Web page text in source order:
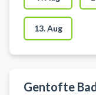
Vestamager
selv medbringe
Der er mulighed
fjerbolde hos
garanteres, og
13. Aug
Gentofte